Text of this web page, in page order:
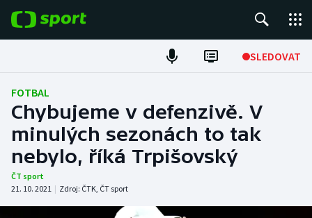
SLEDOVAT
Fotbal
Hokej
Tenis
Atletika
FOTBAL
Chybujeme v defenzivě. V
minulých sezonách to tak
nebylo, říká Trpišovský
ČT sport
21. 10. 2021 | Zdroj: ČTK, ČT sport